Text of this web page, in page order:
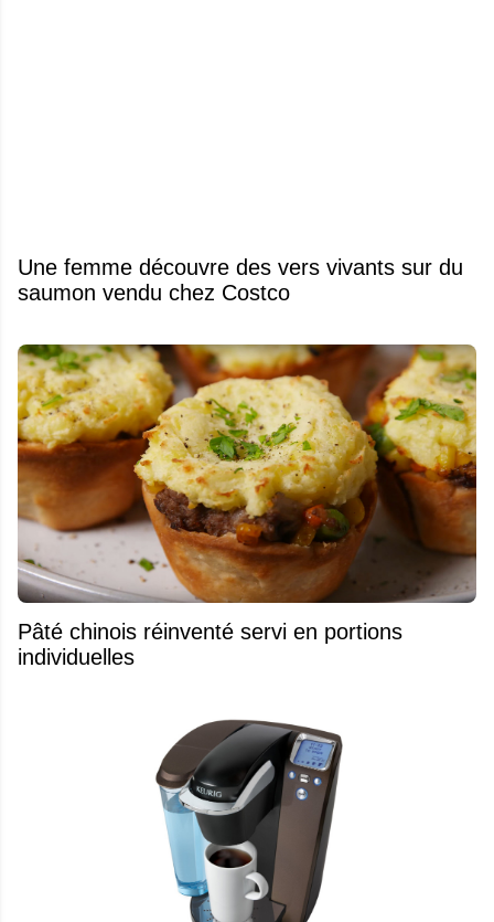
Une femme découvre des vers vivants sur du
saumon vendu chez Costco
Pâté chinois réinventé servi en portions
individuelles